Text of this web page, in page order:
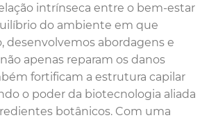
intrínseca entre o bem-estar
do ambiente em que
desenvolvemos abordagens e
apenas reparam os danos
fortificam a estrutura capilar
o poder da biotecnologia aliada
botânicos. Com uma